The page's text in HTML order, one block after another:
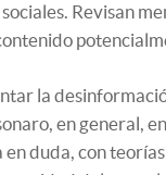
Revisan
la
en general,
duda, con